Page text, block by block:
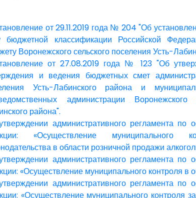
от 29.11.2019 года № 204 "Об
бюджетной классификации Российской
Воронежского сельского поселения Усть-
от 27.08.2019 года № 123 "Об
и ведения бюджетных смет
Усть-Лабинского района и
администрации
района".
административного регламента по
«Осуществление муниципального
в области розничной продажи
административного регламента по
«Осуществление муниципального контроля в
административного регламента по
«Осуществление муниципального контроля